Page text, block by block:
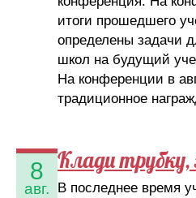
итоги прошедшего
определены задачи
школ на будущий
На конференции в
традиционное
8
авг.
Клади
В последнее время